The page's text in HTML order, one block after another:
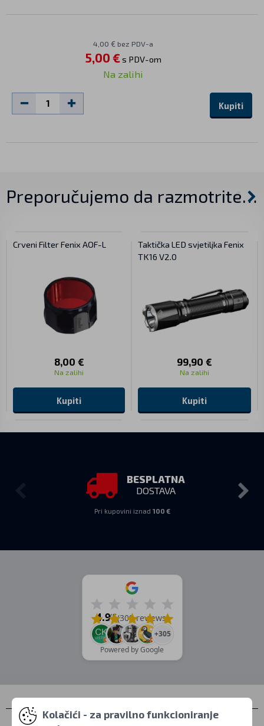
4,00 € bez PDV-a
5,00 €s PDV-om
Na zalihi
Kupiti
Preporučujemo da razmotrite…
Crveni Filter Fenix AOF-L
8,00 €
Na zalihi
Kupiti
Taktička LED svjetiljka Fenix
TK16 V2.0
99,90 €
Na zalihi
Kupiti
BESPLATNA
DOSTAVA
Pri kupovini iznad 100 €
4.9/5(309 reviews)
+305
Powered by Google
Kontakti
Kolačići - za pravilno funkcioniranje